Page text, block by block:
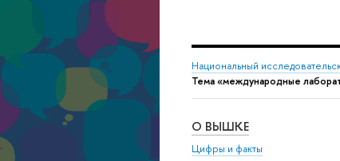
Национальный
Тема «международные
О ВЫШКЕ
Цифры и факты